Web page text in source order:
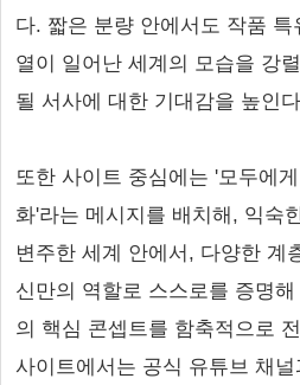
다. 짧은 분량 안에서도 작품
열이 일어난 세계의 모습을 강
될 서사에 대한 기대감을 높인
또한 사이트 중심에는 '모두에
화'라는 메시지를 배치해, 익숙
변주한 세계 안에서, 다양한 계
신만의 역할로 스스로를 증명
의 핵심 콘셉트를 함축적으로
사이트에서는 공식 유튜브 채